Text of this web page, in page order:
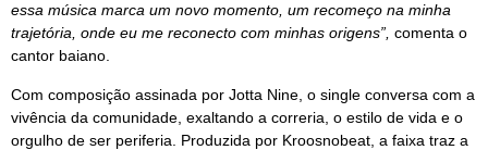
essa música marca um novo momento, um recomeço na minha
trajetória, onde eu me reconecto com minhas origens”, comenta o
cantor baiano.
Com composição assinada por Jotta Nine, o single conversa com a
vivência da comunidade, exaltando a correria, o estilo de vida e o
orgulho de ser periferia. Produzida por Kroosnobeat, a faixa traz a